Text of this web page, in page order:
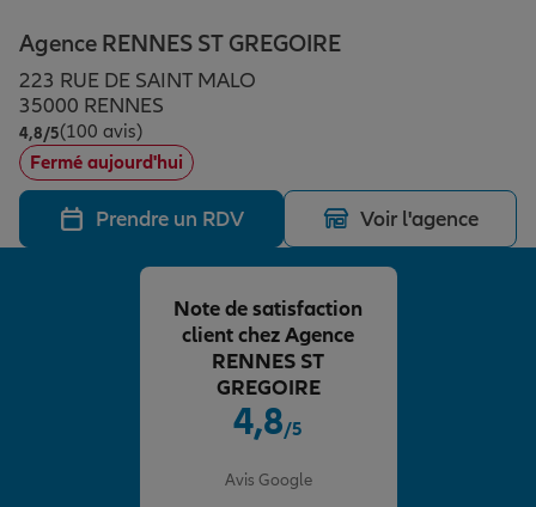
Assurance animal de compagnie
Protection juridique
Plan épargne retraite
Assurance vie
Placements financiers
Investissements immobiliers
Vos projets
Partir en vacances
Déménager
Changer de voiture
Conseil assurance
Agence RENNES ST GREGOIRE
223 RUE DE SAINT MALO
35000 RENNES
4,8/5Note de 4.8 sur 5
(100 avis)
Fermé aujourd'hui
Prendre un RDV Voir l'agence
4,8/5
Avis Google
Note de satisfaction
client chez Agence
RENNES ST
GREGOIRE